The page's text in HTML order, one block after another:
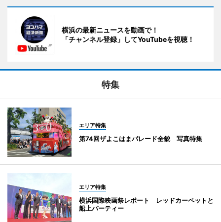
横浜の最新ニュースを動画で！
「チャンネル登録」してYouTubeを視聴！
特集
エリア特集
第74回ザよこはまパレード全貌 写真特集
エリア特集
横浜国際映画祭レポート レッドカーペットと
船上パーティー